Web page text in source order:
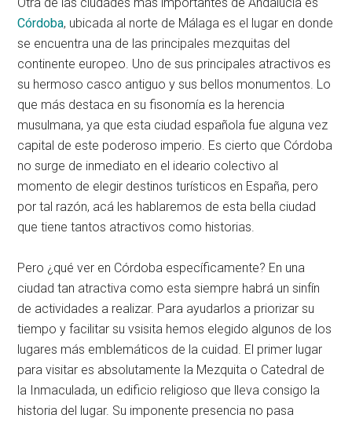
Córdoba, ubicada al norte de Málaga es el lugar en donde
se encuentra una de las principales mezquitas del
continente europeo. Uno de sus principales atractivos es
su hermoso casco antiguo y sus bellos monumentos. Lo
que más destaca en su fisonomía es la herencia
musulmana, ya que esta ciudad española fue alguna vez
capital de este poderoso imperio. Es cierto que Córdoba
no surge de inmediato en el ideario colectivo al
momento de elegir destinos turísticos en España, pero
por tal razón, acá les hablaremos de esta bella ciudad
que tiene tantos atractivos como historias.
Pero ¿qué ver en Córdoba específicamente? En una
ciudad tan atractiva como esta siempre habrá un sinfín
de actividades a realizar. Para ayudarlos a priorizar su
tiempo y facilitar su vsisita hemos elegido algunos de los
lugares más emblemáticos de la cuidad. El primer lugar
para visitar es absolutamente la Mezquita o Catedral de
la Inmaculada, un edificio religioso que lleva consigo la
historia del lugar. Su imponente presencia no pasa